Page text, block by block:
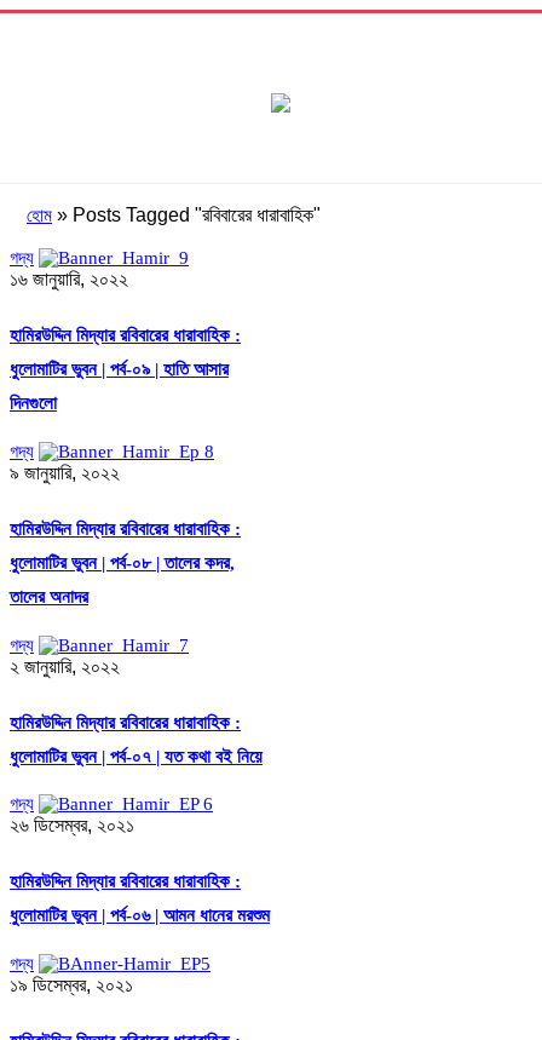
হোম » Posts Tagged "রবিবারের ধারাবাহিক"
গদ্য
১৬ জানুয়ারি, ২০২২
হামিরউদ্দিন মিদ্যার রবিবারের ধারাবাহিক :
ধুলোমাটির ভুবন | পর্ব-০৯ | হাতি আসার
দিনগুলো
গদ্য
৯ জানুয়ারি, ২০২২
হামিরউদ্দিন মিদ্যার রবিবারের ধারাবাহিক :
ধুলোমাটির ভুবন | পর্ব-০৮ | তালের কদর,
তালের অনাদর
গদ্য
২ জানুয়ারি, ২০২২
হামিরউদ্দিন মিদ্যার রবিবারের ধারাবাহিক :
ধুলোমাটির ভুবন | পর্ব-০৭ | যত কথা বই নিয়ে
গদ্য
২৬ ডিসেম্বর, ২০২১
হামিরউদ্দিন মিদ্যার রবিবারের ধারাবাহিক :
ধুলোমাটির ভুবন | পর্ব-০৬ | আমন ধানের মরশুম
গদ্য
১৯ ডিসেম্বর, ২০২১